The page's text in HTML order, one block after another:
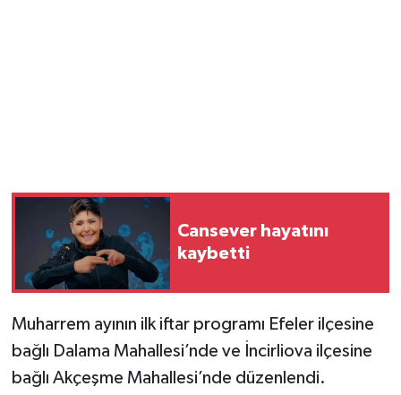
Cansever hayatını
kaybetti
Muharrem ayının ilk iftar programı Efeler ilçesine
bağlı Dalama Mahallesi’nde ve İncirliova ilçesine
bağlı Akçeşme Mahallesi’nde düzenlendi.